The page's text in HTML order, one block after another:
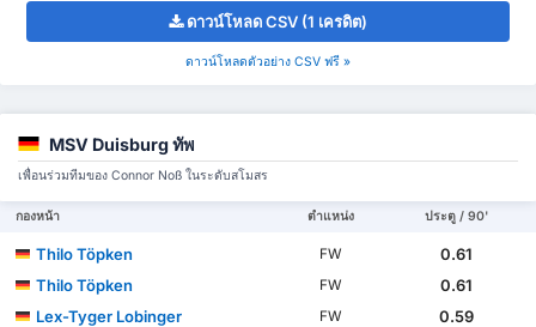
ดาวน์โหลด CSV (1 เครดิต)
ดาวน์โหลดตัวอย่าง CSV ฟรี »
MSV Duisburg ทัพ
เพื่อนร่วมทีมของ Connor Noß ในระดับสโมสร
กองหน้า ตำแหน่ง ประตู / 90'
Thilo Töpken FW
0.61
Thilo Töpken
FW
0.61
Lex-Tyger Lobinger
FW
0.59